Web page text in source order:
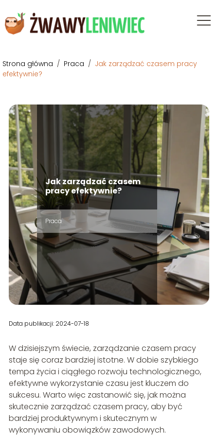
Strona główna / Praca / Jak zarządzać czasem pracy
efektywnie?
Jak zarządzać czasem
pracy efektywnie?
Praca
Data publikacji: 2024-07-18
W dzisiejszym świecie, zarządzanie czasem pracy
staje się coraz bardziej istotne. W dobie szybkiego
tempa życia i ciągłego rozwoju technologicznego,
efektywne wykorzystanie czasu jest kluczem do
sukcesu. Warto więc zastanowić się, jak można
skutecznie zarządzać czasem pracy, aby być
bardziej produktywnym i skutecznym w
wykonywaniu obowiązków zawodowych.